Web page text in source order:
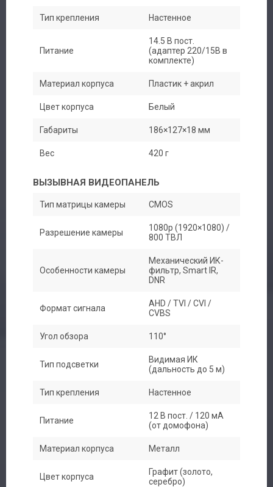
Тип крепления Настенное
Питание
14.5 В пост.
(адаптер 220/15В в
комплекте)
Материал корпуса Пластик + акрил
Цвет корпуса Белый
Габариты 186×127×18 мм
Вес 420 г
ВЫЗЫВНАЯ ВИДЕОПАНЕЛЬ
Тип матрицы камеры CMOS
Разрешение камеры
1080p (1920×1080) /
800 ТВЛ
Особенности камеры
Механический ИК-
фильтр, Smart IR,
DNR
Формат сигнала
AHD / TVI / CVI /
CVBS
Угол обзора 110°
Тип подсветки
Видимая ИК
(дальность до 5 м)
Тип крепления Настенное
Питание
12 В пост. / 120 мА
(от домофона)
Материал корпуса Металл
Цвет корпуса
Графит (золото,
серебро)